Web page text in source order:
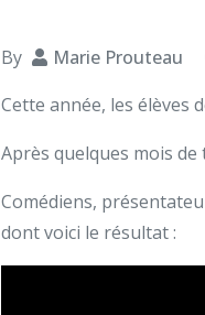
By Marie Prouteau
Cette année, les élèves
Après quelques mois
Comédiens,
dont voici le résultat :